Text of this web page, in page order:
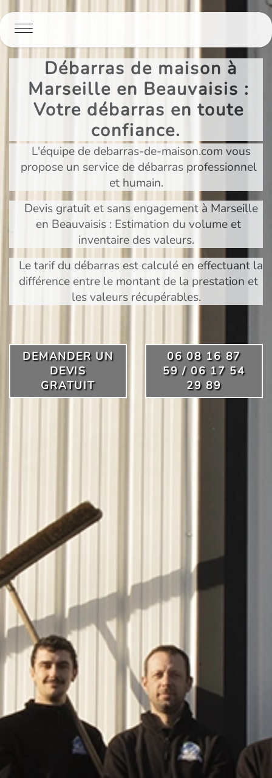
Débarras de maison à
Marseille en Beauvaisis :
Votre débarras en toute
confiance.
L'équipe de debarras-de-maison.com vous
propose un service de débarras professionnel
et humain.
Devis gratuit et sans engagement à Marseille
en Beauvaisis : Estimation du volume et
inventaire des valeurs.
Le tarif du débarras est calculé en effectuant la
différence entre le montant de la prestation et
les valeurs récupérables.
DEMANDER UN
DEVIS
GRATUIT
06 08 16 87
59 / 06 17 54
29 89